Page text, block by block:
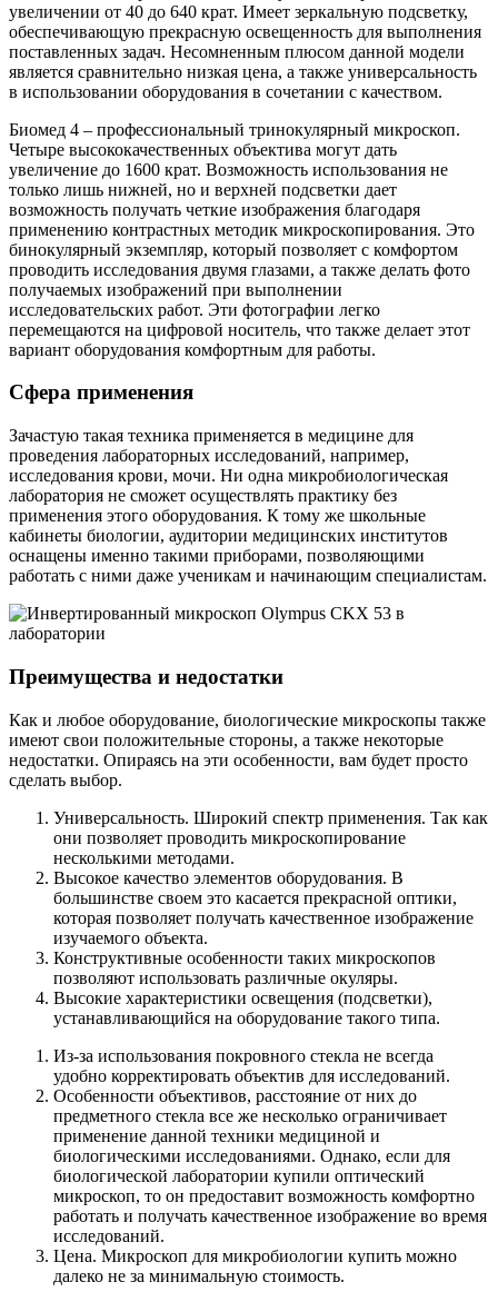
увеличении от 40 до 640 крат. Имеет зеркальную подсветку,
обеспечивающую прекрасную освещенность для выполнения
поставленных задач. Несомненным плюсом данной модели
является сравнительно низкая цена, а также универсальность
в использовании оборудования в сочетании с качеством.
Биомед 4 – профессиональный тринокулярный микроскоп.
Четыре высококачественных объектива могут дать
увеличение до 1600 крат. Возможность использования не
только лишь нижней, но и верхней подсветки дает
возможность получать четкие изображения благодаря
применению контрастных методик микроскопирования. Это
бинокулярный экземпляр, который позволяет с комфортом
проводить исследования двумя глазами, а также делать фото
получаемых изображений при выполнении
исследовательских работ. Эти фотографии легко
перемещаются на цифровой носитель, что также делает этот
вариант оборудования комфортным для работы.
Сфера применения
Зачастую такая техника применяется в медицине для
проведения лабораторных исследований, например,
исследования крови, мочи. Ни одна микробиологическая
лаборатория не сможет осуществлять практику без
применения этого оборудования. К тому же школьные
кабинеты биологии, аудитории медицинских институтов
оснащены именно такими приборами, позволяющими
работать с ними даже ученикам и начинающим специалистам.
Преимущества и недостатки
Как и любое оборудование, биологические микроскопы также
имеют свои положительные стороны, а также некоторые
недостатки. Опираясь на эти особенности, вам будет просто
сделать выбор.
Универсальность. Широкий спектр применения. Так как
они позволяет проводить микроскопирование
несколькими методами.
Высокое качество элементов оборудования. В
большинстве своем это касается прекрасной оптики,
которая позволяет получать качественное изображение
изучаемого объекта.
Конструктивные особенности таких микроскопов
позволяют использовать различные окуляры.
Высокие характеристики освещения (подсветки),
устанавливающийся на оборудование такого типа.
Из-за использования покровного стекла не всегда
удобно корректировать объектив для исследований.
Особенности объективов, расстояние от них до
предметного стекла все же несколько ограничивает
применение данной техники медициной и
биологическими исследованиями. Однако, если для
биологической лаборатории купили оптический
микроскоп, то он предоставит возможность комфортно
работать и получать качественное изображение во время
исследований.
Цена. Микроскоп для микробиологии купить можно
далеко не за минимальную стоимость.